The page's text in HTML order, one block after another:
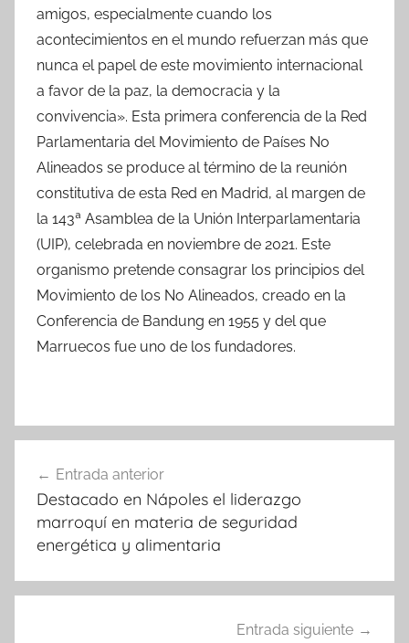
amigos, especialmente cuando los
acontecimientos en el mundo refuerzan más que
nunca el papel de este movimiento internacional
a favor de la paz, la democracia y la
convivencia». Esta primera conferencia de la Red
Parlamentaria del Movimiento de Países No
Alineados se produce al término de la reunión
constitutiva de esta Red en Madrid, al margen de
la 143ª Asamblea de la Unión Interparlamentaria
(UIP), celebrada en noviembre de 2021. Este
organismo pretende consagrar los principios del
Movimiento de los No Alineados, creado en la
Conferencia de Bandung en 1955 y del que
Marruecos fue uno de los fundadores.
de
entradas
Entrada anterior
Destacado en Nápoles el liderazgo
marroquí en materia de seguridad
energética y alimentaria
Entrada siguiente